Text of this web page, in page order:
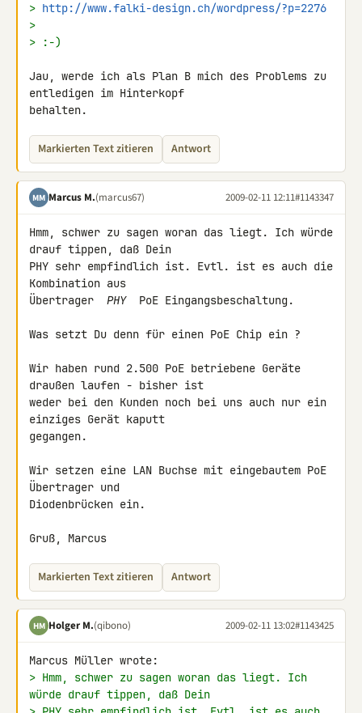
> http://www.falki-design.ch/wordpress/?p=2276
>
> :-)
Jau, werde ich als Plan B mich des Problems zu
entledigen im Hinterkopf
behalten.
Markierten Text zitieren Antwort
MM Marcus M.(marcus67) 2009-02-11 12:11#1143347
Hmm, schwer zu sagen woran das liegt. Ich würde
drauf tippen, daß Dein
PHY sehr empfindlich ist. Evtl. ist es auch die
Kombination aus
Übertrager
PHY PoE Eingangsbeschaltung.
Was setzt Du denn für einen PoE Chip ein ?
Wir haben rund 2.500 PoE betriebene Geräte
draußen laufen - bisher ist
weder bei den Kunden noch bei uns auch nur ein
einziges Gerät kaputt
gegangen.
Wir setzen eine LAN Buchse mit eingebautem PoE
Übertrager und
Diodenbrücken ein.
Gruß, Marcus
Markierten Text zitieren Antwort
HM Holger M.(qibono) 2009-02-11 13:02#1143425
> Hmm, schwer zu sagen woran das liegt. Ich
würde drauf tippen, daß Dein